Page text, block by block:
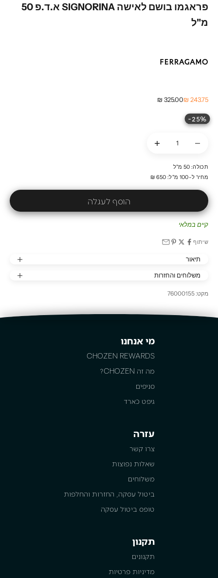
פראגמו בושם לאישה SIGNORINA א.ד.פ 50
מ"ל
מחיר מבצע
243.75 ₪ מחיר רגיל
325.00 ₪
25%-
תכולה: 50 מ"ל
מחיר ל-100 מ"ל: 650 ₪
הוסף לעגלה
קיים במלאי
שיתוף
תיאור
משלוחים והחזרות
מקט: 76000155
מי אנחנו
CHOZEN REWARDS
מה זה CHOZEN?
סניפים
גיפט כארד
עזרה
צרו קשר
שאלות נפוצות
משלוחים
ביטול עסקה, החזרות והחלפות
טופס ביטול עסקה
תקנון
תקנונים
מדיניות פרטיות